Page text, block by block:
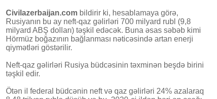
Civilazerbaijan.com bildirir ki, hesablamaya görə,
Rusiyanın bu ay neft-qaz gəlirləri 700 milyard rubl (9,8
milyard ABŞ dolları) təşkil edəcək. Buna əsas səbəb kimi
Hörmüz boğazının bağlanması nəticəsində artan enerji
qiymətləri göstərilir.
Neft-qaz gəlirləri Rusiya büdcəsinin təxminən beşdə birini
təşkil edir.
Ötən il federal büdcənin neft və qaz gəlirləri 24% azalaraq